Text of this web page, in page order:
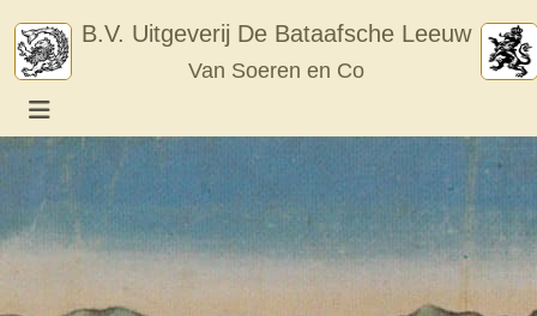
content
B.V. Uitgeverij De Bataafsche Leeuw
Van Soeren en Co